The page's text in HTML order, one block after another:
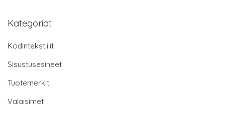
Kategoriat
Kodintekstiilit
Sisustusesineet
Tuotemerkit
Valaisimet